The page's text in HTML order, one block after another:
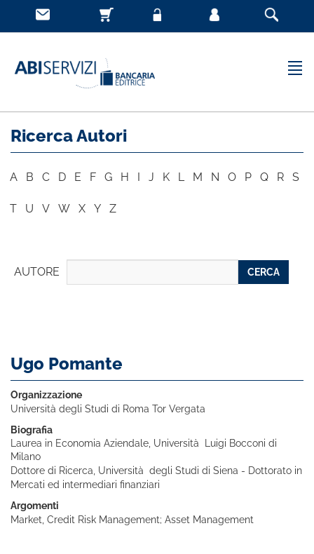
Ricerca Autori
A B C D E F G H I J K L M N O P Q R S
T U V W X Y Z
AUTORE CERCA
Ugo Pomante
Organizzazione
Università degli Studi di Roma Tor Vergata
Biografia
Laurea in Economia Aziendale, Università Luigi Bocconi di
Milano
Dottore di Ricerca, Università degli Studi di Siena - Dottorato in
Mercati ed intermediari finanziari
Argomenti
Market, Credit Risk Management; Asset Management